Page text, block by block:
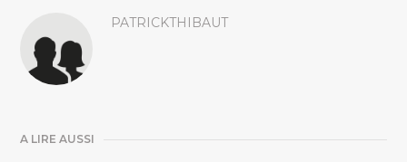
PATRICKTHIBAUT
A LIRE AUSSI